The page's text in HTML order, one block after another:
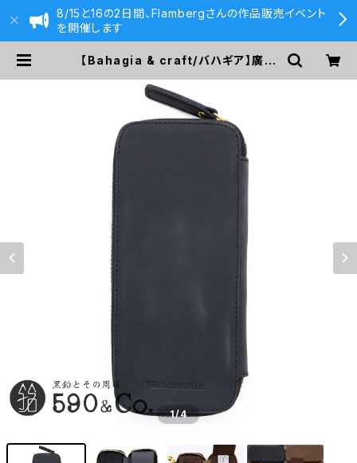
8/15と16の2日間、Flambergさんの作品販売イベント
を開催します
【Bahagia & craft/バハギア】廣瀬
ケース (クレイジーホース/ブラック)
| 590&Co.
1/4